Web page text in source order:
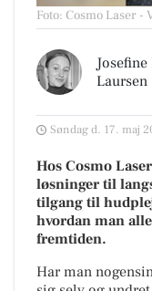
Foto: Cosmo Laser -
Laursen
Søndag d. 17. maj
Hos Cosmo
løsninger til
tilgang til
hvordan man
fremtiden.
Har man